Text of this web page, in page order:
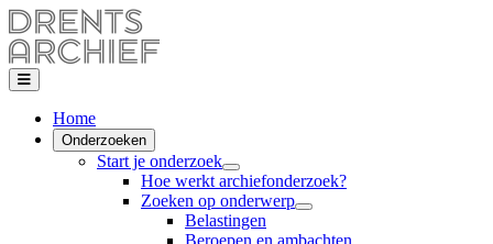
Home
Onderzoeken
Start je onderzoek
Hoe werkt archiefonderzoek?
Zoeken op onderwerp
Belastingen
Beroepen en ambachten